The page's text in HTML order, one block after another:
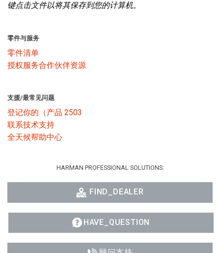
键点击文件以将其保存到您的计算机。
零件与服务
零件清单
授权服务合作伙伴资源
支援/最常见问题
登记你的（产品 2503
联系技术支持
全天候帮助中心
HARMAN PROFESSIONAL SOLUTIONS:
FIND_DEALER
HAVE_QUESTION